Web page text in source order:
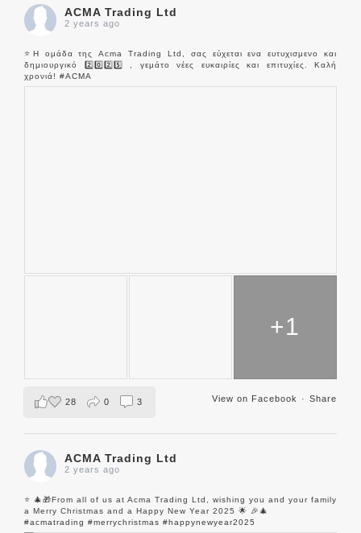
ACMA Trading Ltd
2 years ago
⭐️Η ομάδα της Acma Trading Ltd, σας εύχεται ενα ευτυχισμενο και
δημιουργικό 2️⃣0️⃣2️⃣5️⃣ , γεμάτο νέες ευκαιρίες και επιτυχίες. Καλή
χρονιά! #ACMA
+1
View on Facebook · Share
28 0 3
ACMA Trading Ltd
2 years ago
⭐️ 🎄🎁From all of us at Acma Trading Ltd, wishing you and your family
a Merry Christmas and a Happy New Year 2025 🌟 🎉🎄
#acmatrading #merrychristmas #happynewyear2025